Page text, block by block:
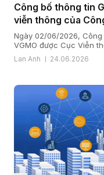
Công bố thông tin
viễn thông của
tuyến VGMO
Ngày 02/06/2026,
VGMO được Cục Viễn
Giấy phép kinh doanh
hiện quy định tại khoản
Lan Anh 24.06.2026